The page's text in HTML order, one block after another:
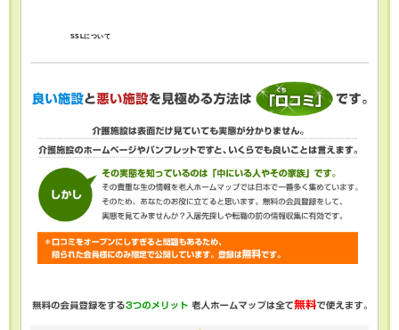
おける個人情報の安全管理が図られるよ
・当個人情報の利用目的の通知、開示、
内容の訂正・追加または削除、利用の停
止・消去および第三者への提供の停止
（「開示等」といいます。）を受け付け
ております。開示等の求めは、以下の
「個人情報苦情及び相談窓口」で受け付
けます。
最適なご回答ができない場合がありま
SSLについて